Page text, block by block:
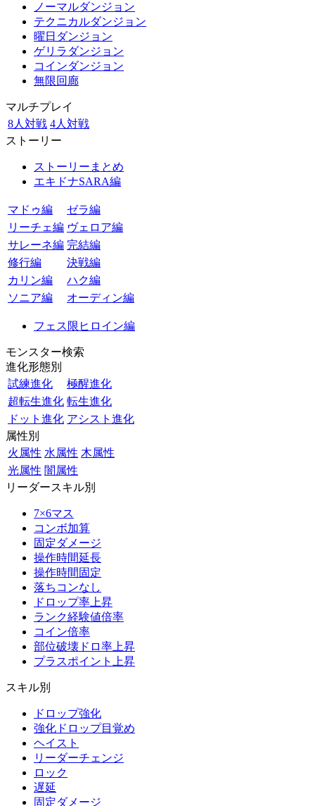
ノーマルダンジョン
テクニカルダンジョン
曜日ダンジョン
ゲリラダンジョン
コインダンジョン
無限回廊
マルチプレイ
8人対戦 4人対戦
ストーリー
ストーリーまとめ
エキドナSARA編
マドゥ編
ゼラ編
リーチェ編 ヴェロア編
サレーネ編 完結編
修行編
決戦編
カリン編
ハク編
ソニア編
オーディン編
フェス限ヒロイン編
モンスター検索
進化形態別
試練進化
極醒進化
超転生進化 転生進化
ドット進化 アシスト進化
属性別
火属性 水属性 木属性
光属性 闇属性
リーダースキル別
7×6マス
コンボ加算
固定ダメージ
操作時間延長
操作時間固定
落ちコンなし
ドロップ率上昇
ランク経験値倍率
コイン倍率
部位破壊ドロ率上昇
プラスポイント上昇
スキル別
ドロップ強化
強化ドロップ目覚め
ヘイスト
リーダーチェンジ
ロック
遅延
固定ダメージ